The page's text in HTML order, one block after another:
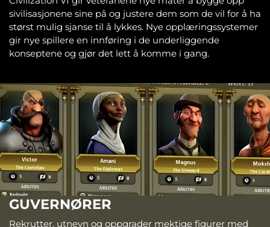
sivilisasjonene sine på og justere dem som de vil for å ha
størst mulig sjanse til å lykkes. Nye opplæringssystemer
gir nye spillere en innføring i de underliggende
konseptene og gjør det lett å komme i gang.
GUVERNØRER
Rekrutter, utnevn og oppgrader mektige figurer med